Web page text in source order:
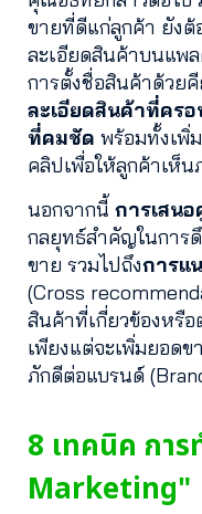
ขายที่ดีแก่ลูกค้า ยังต้
ละเอียดสินค้าบนแพ
การตั้งชื่อสินค้าด้วย
ละเอียดสินค้าที่คร
ที่คมชัด พร้อมทั้งเพิ่
คลิปเพื่อให้ลูกค้าเห็
นอกจากนี้ การเสน
กลยุทธ์สำคัญในการ
ขาย รวมไปถึงการแ
(Cross
สินค้าที่เกี่ยวข้องหรือ
เพียงแต่จะเพิ่มยอด
ภักดีต่อแบรนด์
8 เทคนิค กา
Marketing"